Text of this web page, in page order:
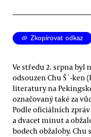
Zkopírovat odkaz
Ve středu 2. srpna byl
odsouzen Chu Š´-ken
literatury na
označovaný také za
Podle oficiálních
a dvacet minut a
bodech obžaloby.